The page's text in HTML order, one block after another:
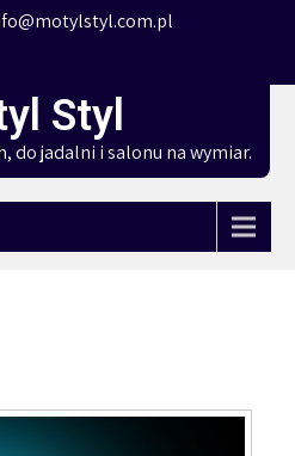
Styl
do jadalni i salonu na wymiar.